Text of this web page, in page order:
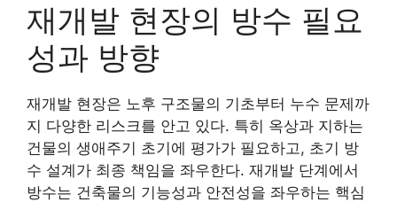
재개발 현장의 방수 필요
성과 방향
재개발 현장은 노후 구조물의 기초부터 누수 문제까
지 다양한 리스크를 안고 있다. 특히 옥상과 지하는
건물의 생애주기 초기에 평가가 필요하고, 초기 방
수 설계가 최종 책임을 좌우한다. 재개발 단계에서
방수는 건축물의 기능성과 안전성을 좌우하는 핵심